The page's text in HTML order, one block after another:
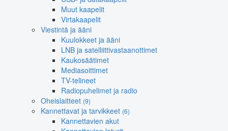
Muut kaapelit
Virtakaapelit
Viestintä ja ääni
Kuulokkeet ja ääni
LNB ja satelliittivastaanottimet
Kaukosäätimet
Mediasoittimet
TV-telineet
Radiopuhelimet ja radio
Oheislaitteet (9)
Kannettavat ja tarvikkeet (6)
Kannettavien akut